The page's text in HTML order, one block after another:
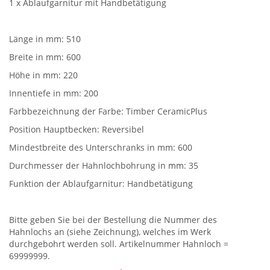
1 x Ablaufgarnitur mit Handbetätigung
Länge in mm: 510
Breite in mm: 600
Höhe in mm: 220
Innentiefe in mm: 200
Farbbezeichnung der Farbe: Timber CeramicPlus
Position Hauptbecken: Reversibel
Mindestbreite des Unterschranks in mm: 600
Durchmesser der Hahnlochbohrung in mm: 35
Funktion der Ablaufgarnitur: Handbetätigung
Bitte geben Sie bei der Bestellung die Nummer des
Hahnlochs an (siehe Zeichnung), welches im Werk
durchgebohrt werden soll. Artikelnummer Hahnloch =
69999999.